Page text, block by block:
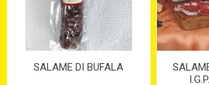
SALAME DI BUFALA